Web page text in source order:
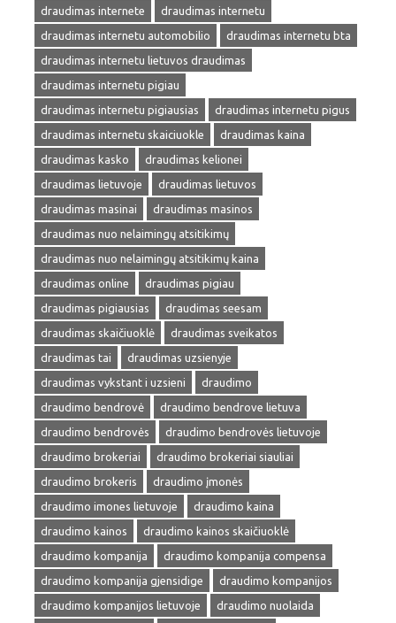
draudimas internete
draudimas internetu
draudimas internetu automobilio
draudimas internetu bta
draudimas internetu lietuvos draudimas
draudimas internetu pigiau
draudimas internetu pigiausias
draudimas internetu pigus
draudimas internetu skaiciuokle
draudimas kaina
draudimas kasko
draudimas kelionei
draudimas lietuvoje
draudimas lietuvos
draudimas masinai
draudimas masinos
draudimas nuo nelaimingų atsitikimų
draudimas nuo nelaimingų atsitikimų kaina
draudimas online
draudimas pigiau
draudimas pigiausias
draudimas seesam
draudimas skaičiuoklė
draudimas sveikatos
draudimas tai
draudimas uzsienyje
draudimas vykstant i uzsieni
draudimo
draudimo bendrovė
draudimo bendrove lietuva
draudimo bendrovės
draudimo bendrovės lietuvoje
draudimo brokeriai
draudimo brokeriai siauliai
draudimo brokeris
draudimo įmonės
draudimo imones lietuvoje
draudimo kaina
draudimo kainos
draudimo kainos skaičiuoklė
draudimo kompanija
draudimo kompanija compensa
draudimo kompanija gjensidige
draudimo kompanijos
draudimo kompanijos lietuvoje
draudimo nuolaida